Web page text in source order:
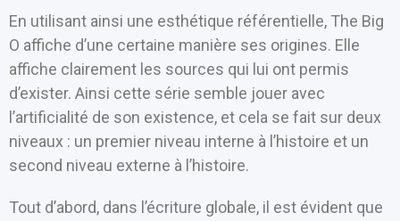
En utilisant ainsi une esthétique référentielle, The Big
O affiche d’une certaine manière ses origines. Elle
affiche clairement les sources qui lui ont permis
d’exister. Ainsi cette série semble jouer avec
l’artificialité de son existence, et cela se fait sur deux
niveaux : un premier niveau interne à l’histoire et un
second niveau externe à l’histoire.
Tout d’abord, dans l’écriture globale, il est évident que